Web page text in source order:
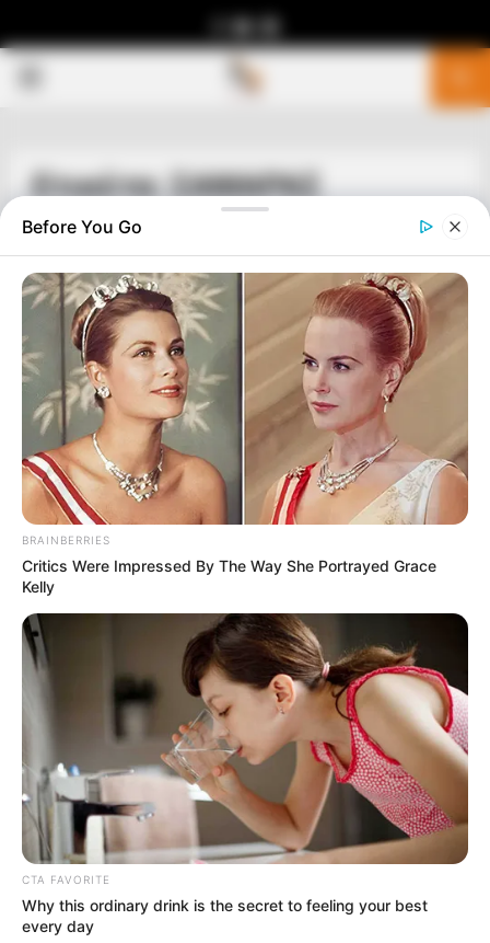
Ετικέτα: ΣΑΜΑΡΑΣ
ΠΟΛΙΤΙΚΗ
Βρήκε ο Γύφτος τη γενιά του ..
Λατινοπούλου και τα μνημονιακά ινδάλματά της Α.Σαμαράς,
Κ.Καραμανλής και Ν.Δ. (πριν Κυρ.Μητσοτάκη).. Η πρόεδρος
Before You Go
BRAINBERRIES
Critics Were Impressed By The Way She Portrayed Grace
Kelly
CTA FAVORITE
Why this ordinary drink is the secret to feeling your best
every day